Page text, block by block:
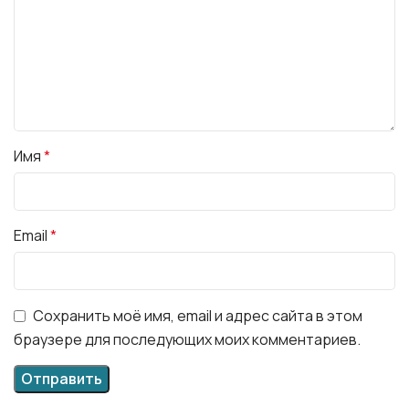
Имя*
Email*
Сохранить моё имя, email и адрес сайта в этом
браузере для последующих моих комментариев.